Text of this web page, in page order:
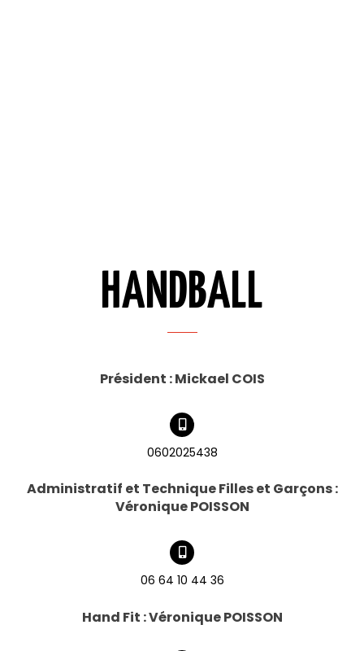
HANDBALL​
Président : Mickael COIS
0602025438
Administratif et Technique Filles et Garçons :
Véronique POISSON
06 64 10 44 36
Hand Fit :Véronique POISSON